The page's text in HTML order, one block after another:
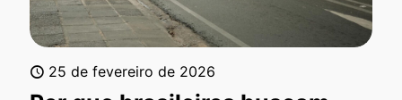
25 de fevereiro de 2026